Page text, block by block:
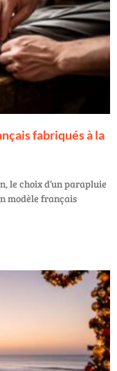
fabriqués à la
le choix d’un parapluie
modèle français